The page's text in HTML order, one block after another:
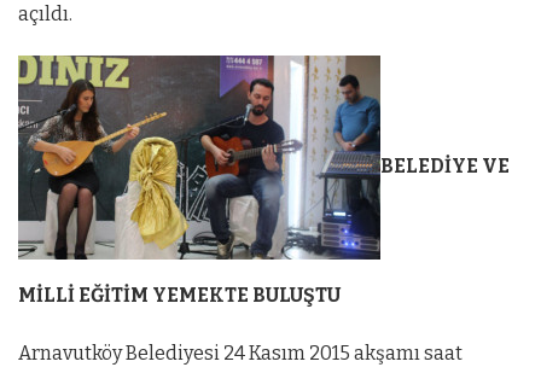
açıldı.
BELEDİYE VE
MİLLİ EĞİTİM YEMEKTE BULUŞTU
Arnavutköy Belediyesi 24 Kasım 2015 akşamı saat